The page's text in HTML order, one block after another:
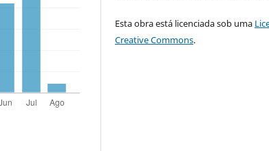
Esta obra está licenciada sob uma
Creative Commons.